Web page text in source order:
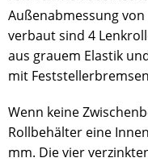
Außenabmessung von
verbaut sind 4
aus grauem Elastik
mit
Wenn keine
Rollbehälter eine
mm. Die vier